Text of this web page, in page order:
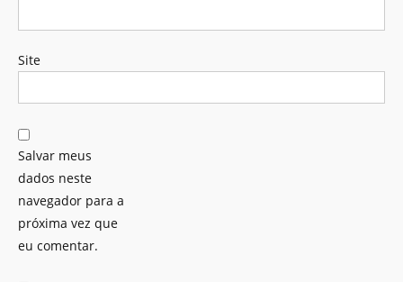
Site
Salvar meus
dados neste
navegador para a
próxima vez que
eu comentar.